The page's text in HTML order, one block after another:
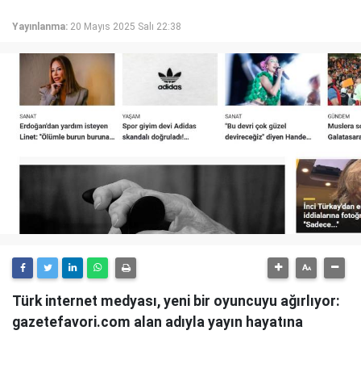
Yayınlanma: 20 Mayıs 2025 Salı 22:38
Türk internet medyası, yeni bir oyuncuyu ağırlıyor:
gazetefavori.com alan adıyla yayın hayatına